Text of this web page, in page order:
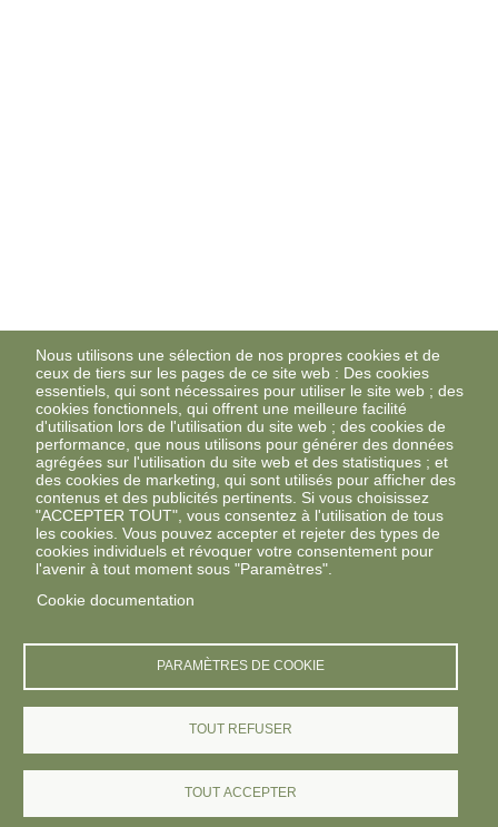
Nous utilisons une sélection de nos propres cookies et de
ceux de tiers sur les pages de ce site web : Des cookies
essentiels, qui sont nécessaires pour utiliser le site web ; des
cookies fonctionnels, qui offrent une meilleure facilité
d'utilisation lors de l'utilisation du site web ; des cookies de
performance, que nous utilisons pour générer des données
agrégées sur l'utilisation du site web et des statistiques ; et
des cookies de marketing, qui sont utilisés pour afficher des
contenus et des publicités pertinents. Si vous choisissez
"ACCEPTER TOUT", vous consentez à l'utilisation de tous
les cookies. Vous pouvez accepter et rejeter des types de
cookies individuels et révoquer votre consentement pour
l'avenir à tout moment sous "Paramètres".
Cookie documentation
PARAMÈTRES DE COOKIE
TOUT REFUSER
TOUT ACCEPTER